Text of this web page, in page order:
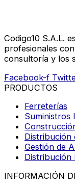
Codigo10 S.A.L.
profesionales
consultoría y los
Facebook-f
PRODUCTOS
Ferreterías
Suministros
Distribución
Gestión de
Distribución
INFORMACIÓN